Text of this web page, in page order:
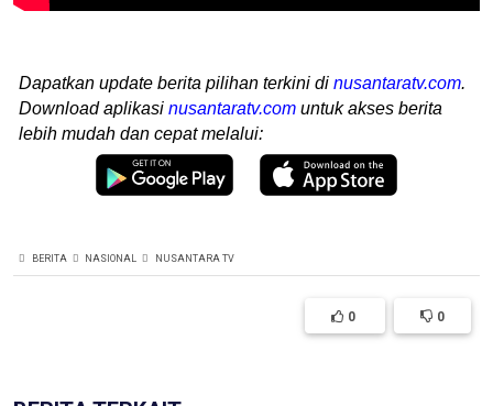
Dapatkan update berita pilihan terkini di nusantaratv.com.
Download aplikasi nusantaratv.com untuk akses berita
lebih mudah dan cepat melalui:
BERITA NASIONAL NUSANTARA TV
0 0